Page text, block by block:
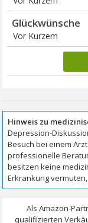
Glückwünsche
Vor Kurzem